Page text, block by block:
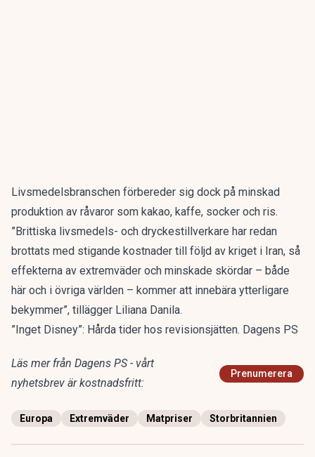
Livsmedelsbranschen förbereder sig dock på minskad
produktion av råvaror som kakao, kaffe, socker och ris.
”Brittiska livsmedels- och dryckestillverkare har redan
brottats med stigande kostnader till följd av kriget i Iran, så
effekterna av extremväder och minskade skördar – både
här och i övriga världen – kommer att innebära ytterligare
bekymmer”, tillägger Liliana Danila.
”Inget Disney”: Hårda tider hos revisionsjätten. Dagens PS
Läs mer från Dagens PS - vårt
nyhetsbrev är kostnadsfritt:
Prenumerera
Europa Extremväder Matpriser Storbritannien